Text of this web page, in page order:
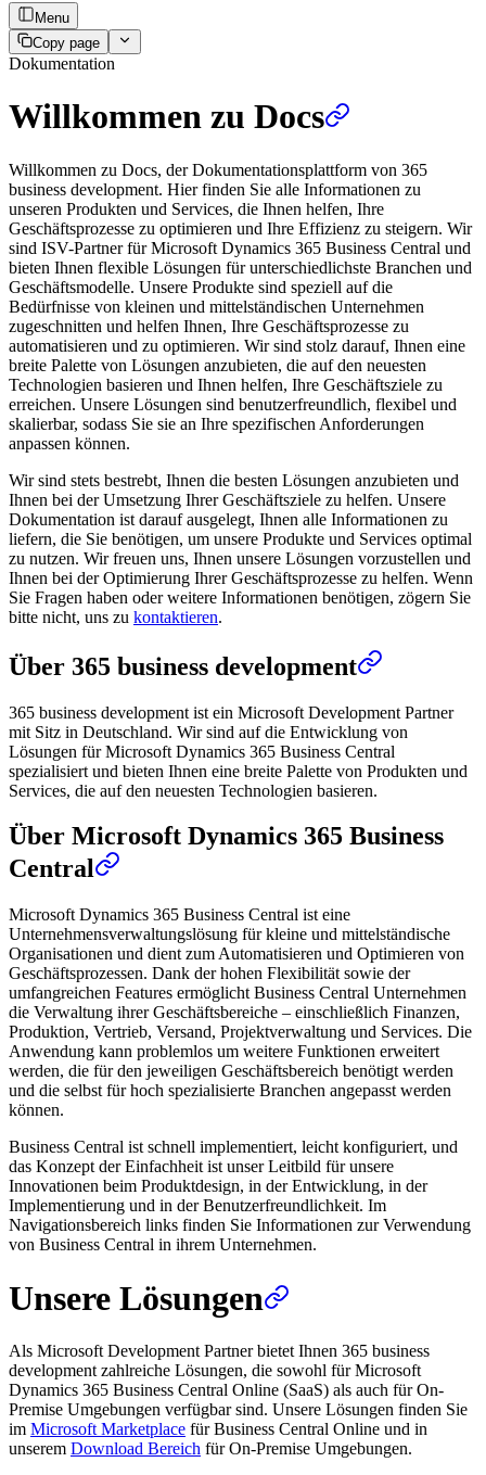
Menu
Copy page
Dokumentation
Willkommen zu Docs
Willkommen zu Docs, der Dokumentationsplattform von 365
business development. Hier finden Sie alle Informationen zu
unseren Produkten und Services, die Ihnen helfen, Ihre
Geschäftsprozesse zu optimieren und Ihre Effizienz zu steigern. Wir
sind ISV-Partner für Microsoft Dynamics 365 Business Central und
bieten Ihnen flexible Lösungen für unterschiedlichste Branchen und
Geschäftsmodelle. Unsere Produkte sind speziell auf die
Bedürfnisse von kleinen und mittelständischen Unternehmen
zugeschnitten und helfen Ihnen, Ihre Geschäftsprozesse zu
automatisieren und zu optimieren. Wir sind stolz darauf, Ihnen eine
breite Palette von Lösungen anzubieten, die auf den neuesten
Technologien basieren und Ihnen helfen, Ihre Geschäftsziele zu
erreichen. Unsere Lösungen sind benutzerfreundlich, flexibel und
skalierbar, sodass Sie sie an Ihre spezifischen Anforderungen
anpassen können.
Wir sind stets bestrebt, Ihnen die besten Lösungen anzubieten und
Ihnen bei der Umsetzung Ihrer Geschäftsziele zu helfen. Unsere
Dokumentation ist darauf ausgelegt, Ihnen alle Informationen zu
liefern, die Sie benötigen, um unsere Produkte und Services optimal
zu nutzen. Wir freuen uns, Ihnen unsere Lösungen vorzustellen und
Ihnen bei der Optimierung Ihrer Geschäftsprozesse zu helfen. Wenn
Sie Fragen haben oder weitere Informationen benötigen, zögern Sie
bitte nicht, uns zu kontaktieren.
Über 365 business development
365 business development ist ein Microsoft Development Partner
mit Sitz in Deutschland. Wir sind auf die Entwicklung von
Lösungen für Microsoft Dynamics 365 Business Central
spezialisiert und bieten Ihnen eine breite Palette von Produkten und
Services, die auf den neuesten Technologien basieren.
Über Microsoft Dynamics 365 Business
Central
Microsoft Dynamics 365 Business Central ist eine
Unternehmensverwaltungslösung für kleine und mittelständische
Organisationen und dient zum Automatisieren und Optimieren von
Geschäftsprozessen. Dank der hohen Flexibilität sowie der
umfangreichen Features ermöglicht Business Central Unternehmen
die Verwaltung ihrer Geschäftsbereiche – einschließlich Finanzen,
Produktion, Vertrieb, Versand, Projektverwaltung und Services. Die
Anwendung kann problemlos um weitere Funktionen erweitert
werden, die für den jeweiligen Geschäftsbereich benötigt werden
und die selbst für hoch spezialisierte Branchen angepasst werden
können.
Business Central ist schnell implementiert, leicht konfiguriert, und
das Konzept der Einfachheit ist unser Leitbild für unsere
Innovationen beim Produktdesign, in der Entwicklung, in der
Implementierung und in der Benutzerfreundlichkeit. Im
Navigationsbereich links finden Sie Informationen zur Verwendung
von Business Central in ihrem Unternehmen.
Unsere Lösungen
Als Microsoft Development Partner bietet Ihnen 365 business
development zahlreiche Lösungen, die sowohl für Microsoft
Dynamics 365 Business Central Online (SaaS) als auch für On-
Premise Umgebungen verfügbar sind. Unsere Lösungen finden Sie
im Microsoft Marketplace für Business Central Online und in
unserem Download Bereich für On-Premise Umgebungen.